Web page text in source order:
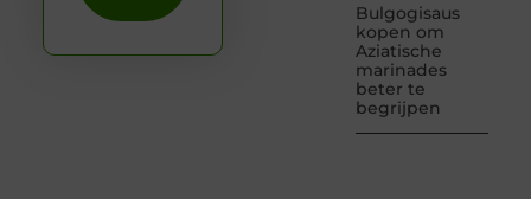
Bulgogisaus
kopen om
Aziatische
marinades
beter te
begrijpen